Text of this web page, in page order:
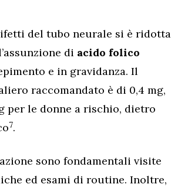
del tubo neurale si è ridotta
di acido folico
e in gravidanza. Il
raccomandato è di 0,4 mg,
per le donne a rischio, dietro
7.
sono fondamentali visite
ed esami di routine. Inoltre,